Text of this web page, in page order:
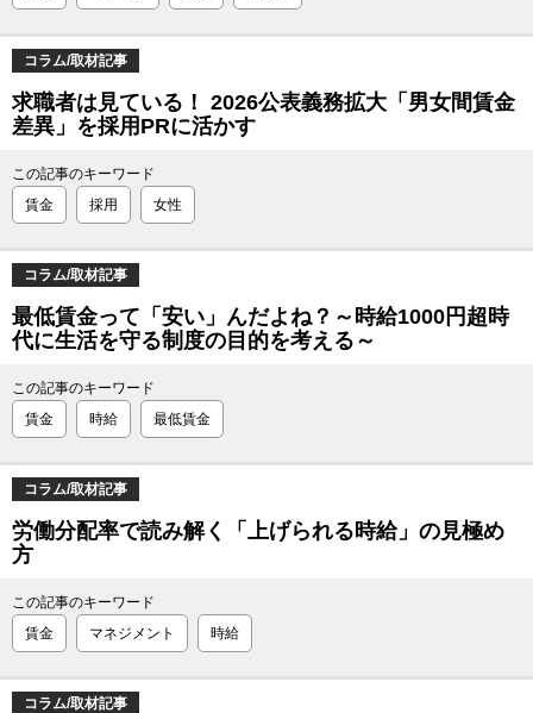
コラム/取材記事
求職者は見ている！ 2026公表義務拡大「男女間賃金
差異」を採用PRに活かす
この記事のキーワード
賃金
採用 女性
コラム/取材記事
最低賃金って「安い」んだよね？～時給1000円超時
代に生活を守る制度の目的を考える～
この記事のキーワード
賃金
時給 最低賃金
コラム/取材記事
労働分配率で読み解く「上げられる時給」の見極め
方
この記事のキーワード
賃金
マネジメント 時給
コラム/取材記事